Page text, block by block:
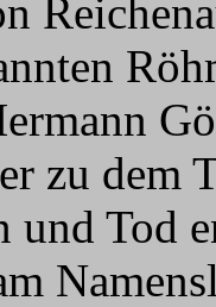
zu dem
und Tod